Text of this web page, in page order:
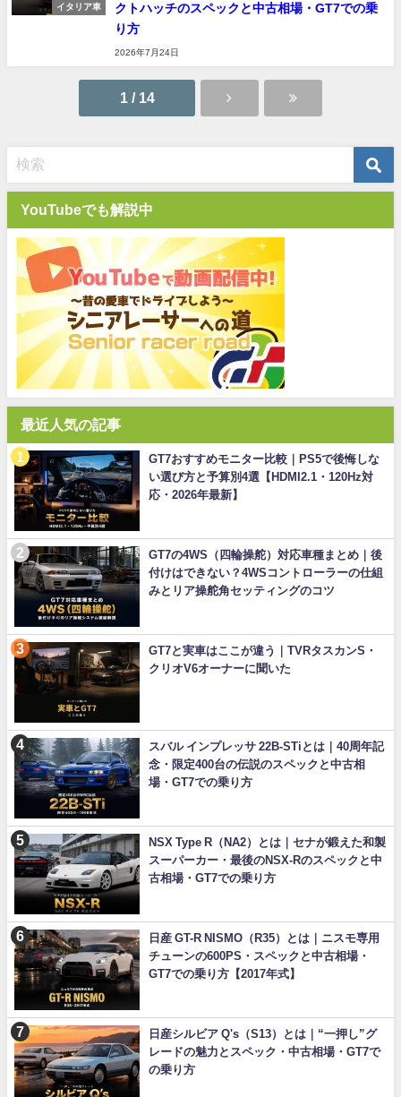
イタリア車
クトハッチのスペックと中古相場・GT7での乗
り方
2026年7月24日
1 / 14
YouTubeでも解説中
最近人気の記事
GT7おすすめモニター比較｜PS5で後悔しな
い選び方と予算別4選【HDMI2.1・120Hz対
応・2026年最新】
GT7の4WS（四輪操舵）対応車種まとめ｜後
付けはできない？4WSコントローラーの仕組
みとリア操舵角セッティングのコツ
GT7と実車はここが違う｜TVRタスカンS・
クリオV6オーナーに聞いた
スバル インプレッサ 22B-STiとは｜40周年記
念・限定400台の伝説のスペックと中古相
場・GT7での乗り方
NSX Type R（NA2）とは｜セナが鍛えた和製
スーパーカー・最後のNSX-Rのスペックと中
古相場・GT7での乗り方
日産 GT-R NISMO（R35）とは｜ニスモ専用
チューンの600PS・スペックと中古相場・
GT7での乗り方【2017年式】
日産シルビア Q's（S13）とは｜“一押し”グ
レードの魅力とスペック・中古相場・GT7で
の乗り方